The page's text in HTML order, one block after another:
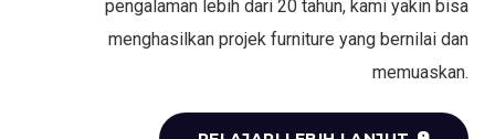
pengalaman lebih dari 20 tahun, kami yakin bisa
menghasilkan projek furniture yang bernilai dan
memuaskan.